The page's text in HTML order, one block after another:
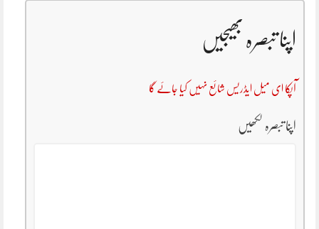
اپنا تبصرہ بھیجیں
آپکا ای میل ایڈریس شائع نہیں کیا جائے گا
اپنا تبصرہ لکھیں